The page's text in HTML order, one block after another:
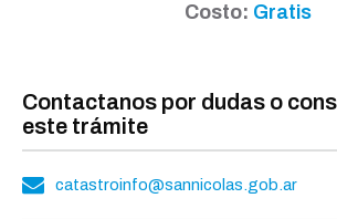
Costo: Gratis
Contactanos por dudas o
este trámite
catastroinfo@sannicolas.gob.ar